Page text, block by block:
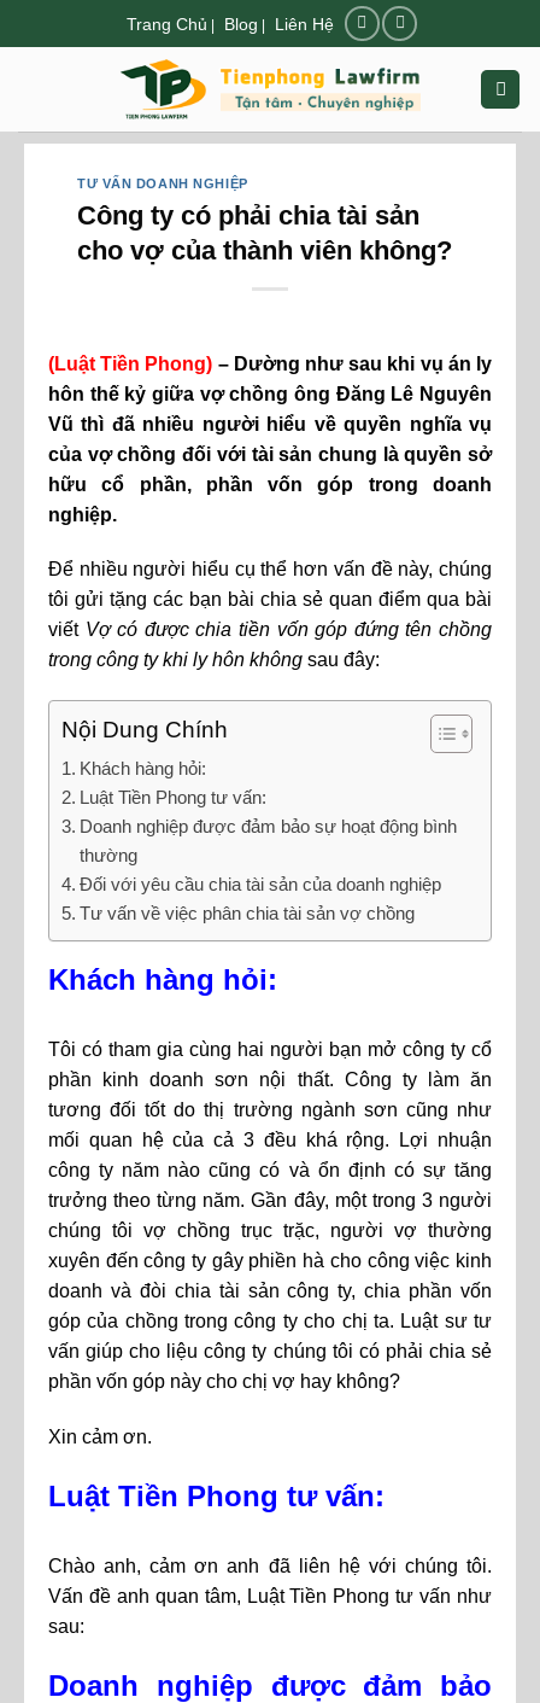
đến
Trang Chủ | Blog | Liên Hệ
TƯ VẤN DOANH NGHIỆP
Công ty có phải chia tài sản
cho vợ của thành viên không?
(Luật Tiền Phong) – Dường như sau khi vụ án ly
hôn thế kỷ giữa vợ chồng ông Đăng Lê Nguyên
Vũ thì đã nhiều người hiểu về quyền nghĩa vụ
của vợ chồng đối với tài sản chung là quyền sở
hữu cổ phần, phần vốn góp trong doanh
nghiệp.
Để nhiều người hiểu cụ thể hơn vấn đề này, chúng
tôi gửi tặng các bạn bài chia sẻ quan điểm qua bài
viết Vợ có được chia tiền vốn góp đứng tên chồng
trong công ty khi ly hôn không sau đây:
Nội Dung Chính
Khách hàng hỏi:
Luật Tiền Phong tư vấn:
Doanh nghiệp được đảm bảo sự hoạt động bình
thường
Đối với yêu cầu chia tài sản của doanh nghiệp
Tư vấn về việc phân chia tài sản vợ chồng
Khách hàng hỏi:
Tôi có tham gia cùng hai người bạn mở công ty cổ
phần kinh doanh sơn nội thất. Công ty làm ăn
tương đối tốt do thị trường ngành sơn cũng như
mối quan hệ của cả 3 đều khá rộng. Lợi nhuận
công ty năm nào cũng có và ổn định có sự tăng
trưởng theo từng năm. Gần đây, một trong 3 người
chúng tôi vợ chồng trục trặc, người vợ thường
xuyên đến công ty gây phiền hà cho công việc kinh
doanh và đòi chia tài sản công ty, chia phần vốn
góp của chồng trong công ty cho chị ta. Luật sư tư
vấn giúp cho liệu công ty chúng tôi có phải chia sẻ
phần vốn góp này cho chị vợ hay không?
Xin cảm ơn.
Luật Tiền Phong tư vấn:
Chào anh, cảm ơn anh đã liên hệ với chúng tôi.
Vấn đề anh quan tâm, Luật Tiền Phong tư vấn như
sau:
Doanh nghiệp được đảm bảo